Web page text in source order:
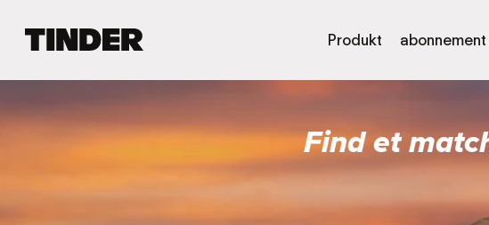
r
Produkt abonnement
Find et